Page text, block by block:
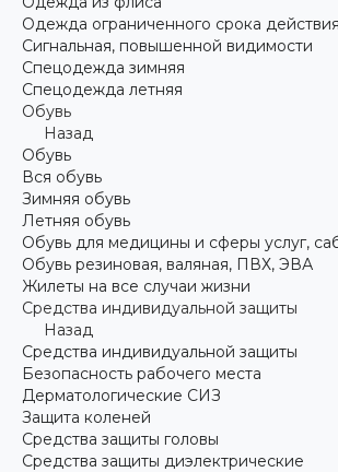
Одежда ограниченного срока действия
Сигнальная, повышенной видимости
Спецодежда зимняя
Спецодежда летняя
Обувь
Назад
Обувь
Вся обувь
Зимняя обувь
Летняя обувь
Обувь для медицины и сферы услуг,
Обувь резиновая, валяная, ПВХ, ЭВА
Жилеты на все случаи жизни
Средства индивидуальной защиты
Назад
Средства индивидуальной защиты
Безопасность рабочего места
Дерматологические СИЗ
Защита коленей
Средства защиты головы
Средства защиты диэлектрические